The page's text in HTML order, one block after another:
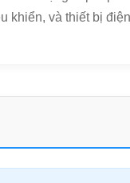
khiển, và thiết bị